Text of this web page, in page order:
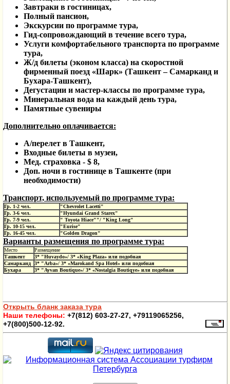
Завтраки в гостиницах,
Полный пансион,
Экскурсии по программе тура,
Гид-сопровождающий в течение всего тура,
Услуги комфортабельного транспорта по программе
тура,
Ж/д билеты (эконом класса) на скоростной
фирменный поезд «Шарк» (Ташкент – Самарканд и
Бухара-Ташкент),
Дегустации и мастер-классы по программе тура,
Минеральная вода на каждый день тура,
Памятные сувениры
Дополнительно оплачивается:
А/перелет в Ташкент,
Входные билеты в музеи,
Мед. страховка - $ 8,
Доп. ночи в гостинице в Ташкенте (при
необходимости)
Транспорт, используемый по программе тура:
Гр. 1-2 чел.
"Chevrolet Lacetti"
Гр. 3-6 чел.
"Hyundai Grand Starex"
Гр. 7-9 чел.
" Toyota Hiace""/ "King Long"
Гр. 10-15 чел.
"Eurise"
Гр. 16-45 чел. "Golden Dragon"
Варианты размещения по программе тура:
Место
Размещение
Ташкент
3* "Huvaydo»/ 3* «King Plaza» или подобная
Самарканд
3* "Arba»/ 3* «Marokand Spa Hotel» или подобная
Бухара
3* "Ayvan Boutique»/ 3* «Nostalgia Boutiqye» или подобная
Открыть бланк заказа тура
Наши телефоны: +7(812) 603-27-27, +79119065256,
+7(800)500-12-92.